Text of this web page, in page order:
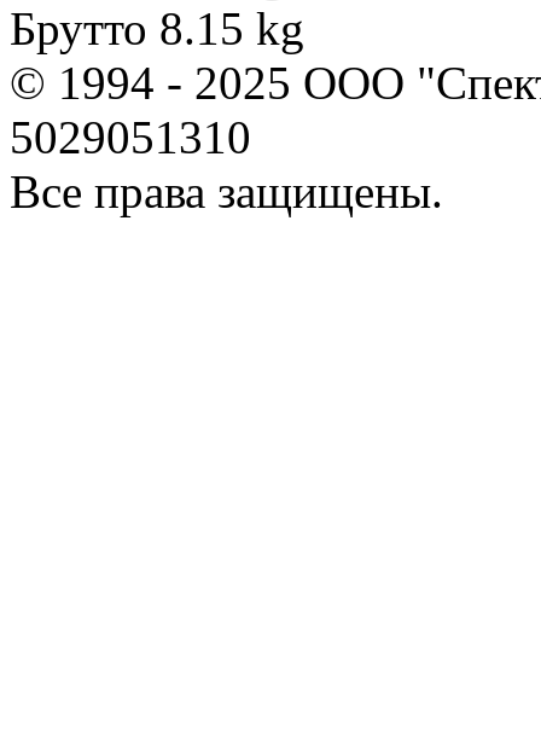
Брутто 8.15 kg
© 1994 - 2025 ООО
5029051310
Все права защищены.